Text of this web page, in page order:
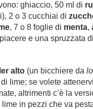
ghiaccio, 50 ml di
2 o 3 cucchiai di
, 7 o 8 foglie di menta,
e una spruzzata
alto (un bicchiere da
lime; se volete
altrimenti c’è la
in pezzi che va